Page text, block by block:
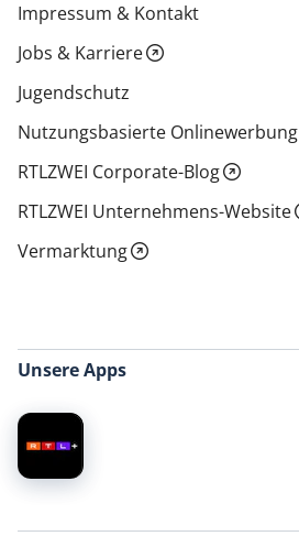
Impressum & Kontakt
Jobs & Karriere
Jugendschutz
Nutzungsbasierte Onlinewerbung
RTLZWEI Corporate-Blog
RTLZWEI Unternehmens-Website
Vermarktung
Unsere Apps